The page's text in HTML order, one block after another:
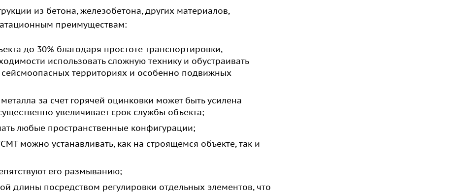
из бетона, железобетона, других материалов,
преимуществам:
до 30% благодаря простоте транспортировки,
использовать сложную технику и обустраивать
сейсмоопасных территориях и особенно подвижных
за счет горячей оцинковки может быть усилена
увеличивает срок службы объекта;
любые пространственные конфигурации;
можно устанавливать, как на строящемся объекте, так и
его размыванию;
длины посредством регулировки отдельных элементов, что